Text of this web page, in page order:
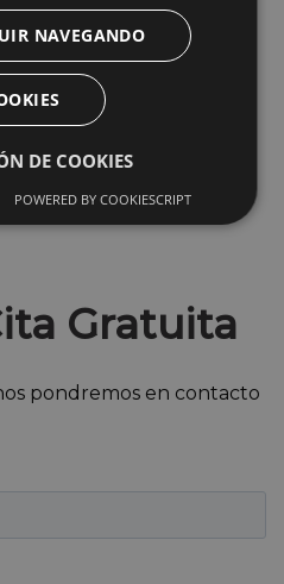
año, comienza ya tu
sin límite
que deseas. No
equipo y solicitar
Gratuita
pondremos en contacto
NAVEGANDO
DE COOKIES
POWERED BY COOKIESCRIPT